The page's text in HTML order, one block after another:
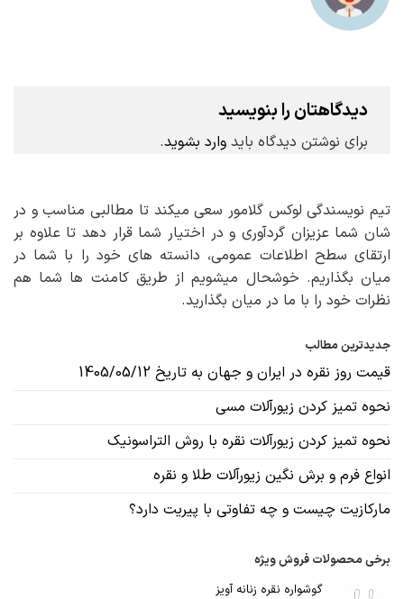
دیدگاهتان را بنویسید
برای نوشتن دیدگاه باید وارد بشوید.
تیم نویسندگی لوکس گلامور سعی میکند تا مطالبی مناسب و در
شان شما عزیزان گردآوری و در اختیار شما قرار دهد تا علاوه بر
ارتقای سطح اطلاعات عمومی، دانسته های خود را با شما در
میان بگذاریم. خوشحال میشویم از طریق کامنت ها شما هم
نظرات خود را با ما در میان بگذارید.
جدیدترین مطالب
قیمت روز نقره در ایران و جهان به تاریخ 1405/05/12
نحوه تمیز کردن زیورآلات مسی
نحوه تمیز کردن زیورآلات نقره با روش التراسونیک
انواع فرم و برش نگین زیورآلات طلا و نقره
مارکازیت چیست و چه تفاوتی با پیریت دارد؟
برخی محصولات فروش ویژه
گوشواره نقره زنانه آویز